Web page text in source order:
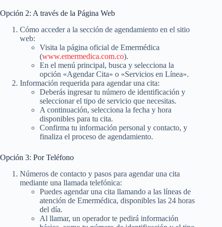
Opción 2: A través de la Página Web
Cómo acceder a la sección de agendamiento en el sitio
web:
Visita la página oficial de Emermédica
(www.emermedica.com.co).
En el menú principal, busca y selecciona la
opción «Agendar Cita» o «Servicios en Línea».
Información requerida para agendar una cita:
Deberás ingresar tu número de identificación y
seleccionar el tipo de servicio que necesitas.
A continuación, selecciona la fecha y hora
disponibles para tu cita.
Confirma tu información personal y contacto, y
finaliza el proceso de agendamiento.
Opción 3: Por Teléfono
Números de contacto y pasos para agendar una cita
mediante una llamada telefónica:
Puedes agendar una cita llamando a las líneas de
atención de Emermédica, disponibles las 24 horas
del día.
Al llamar, un operador te pedirá información